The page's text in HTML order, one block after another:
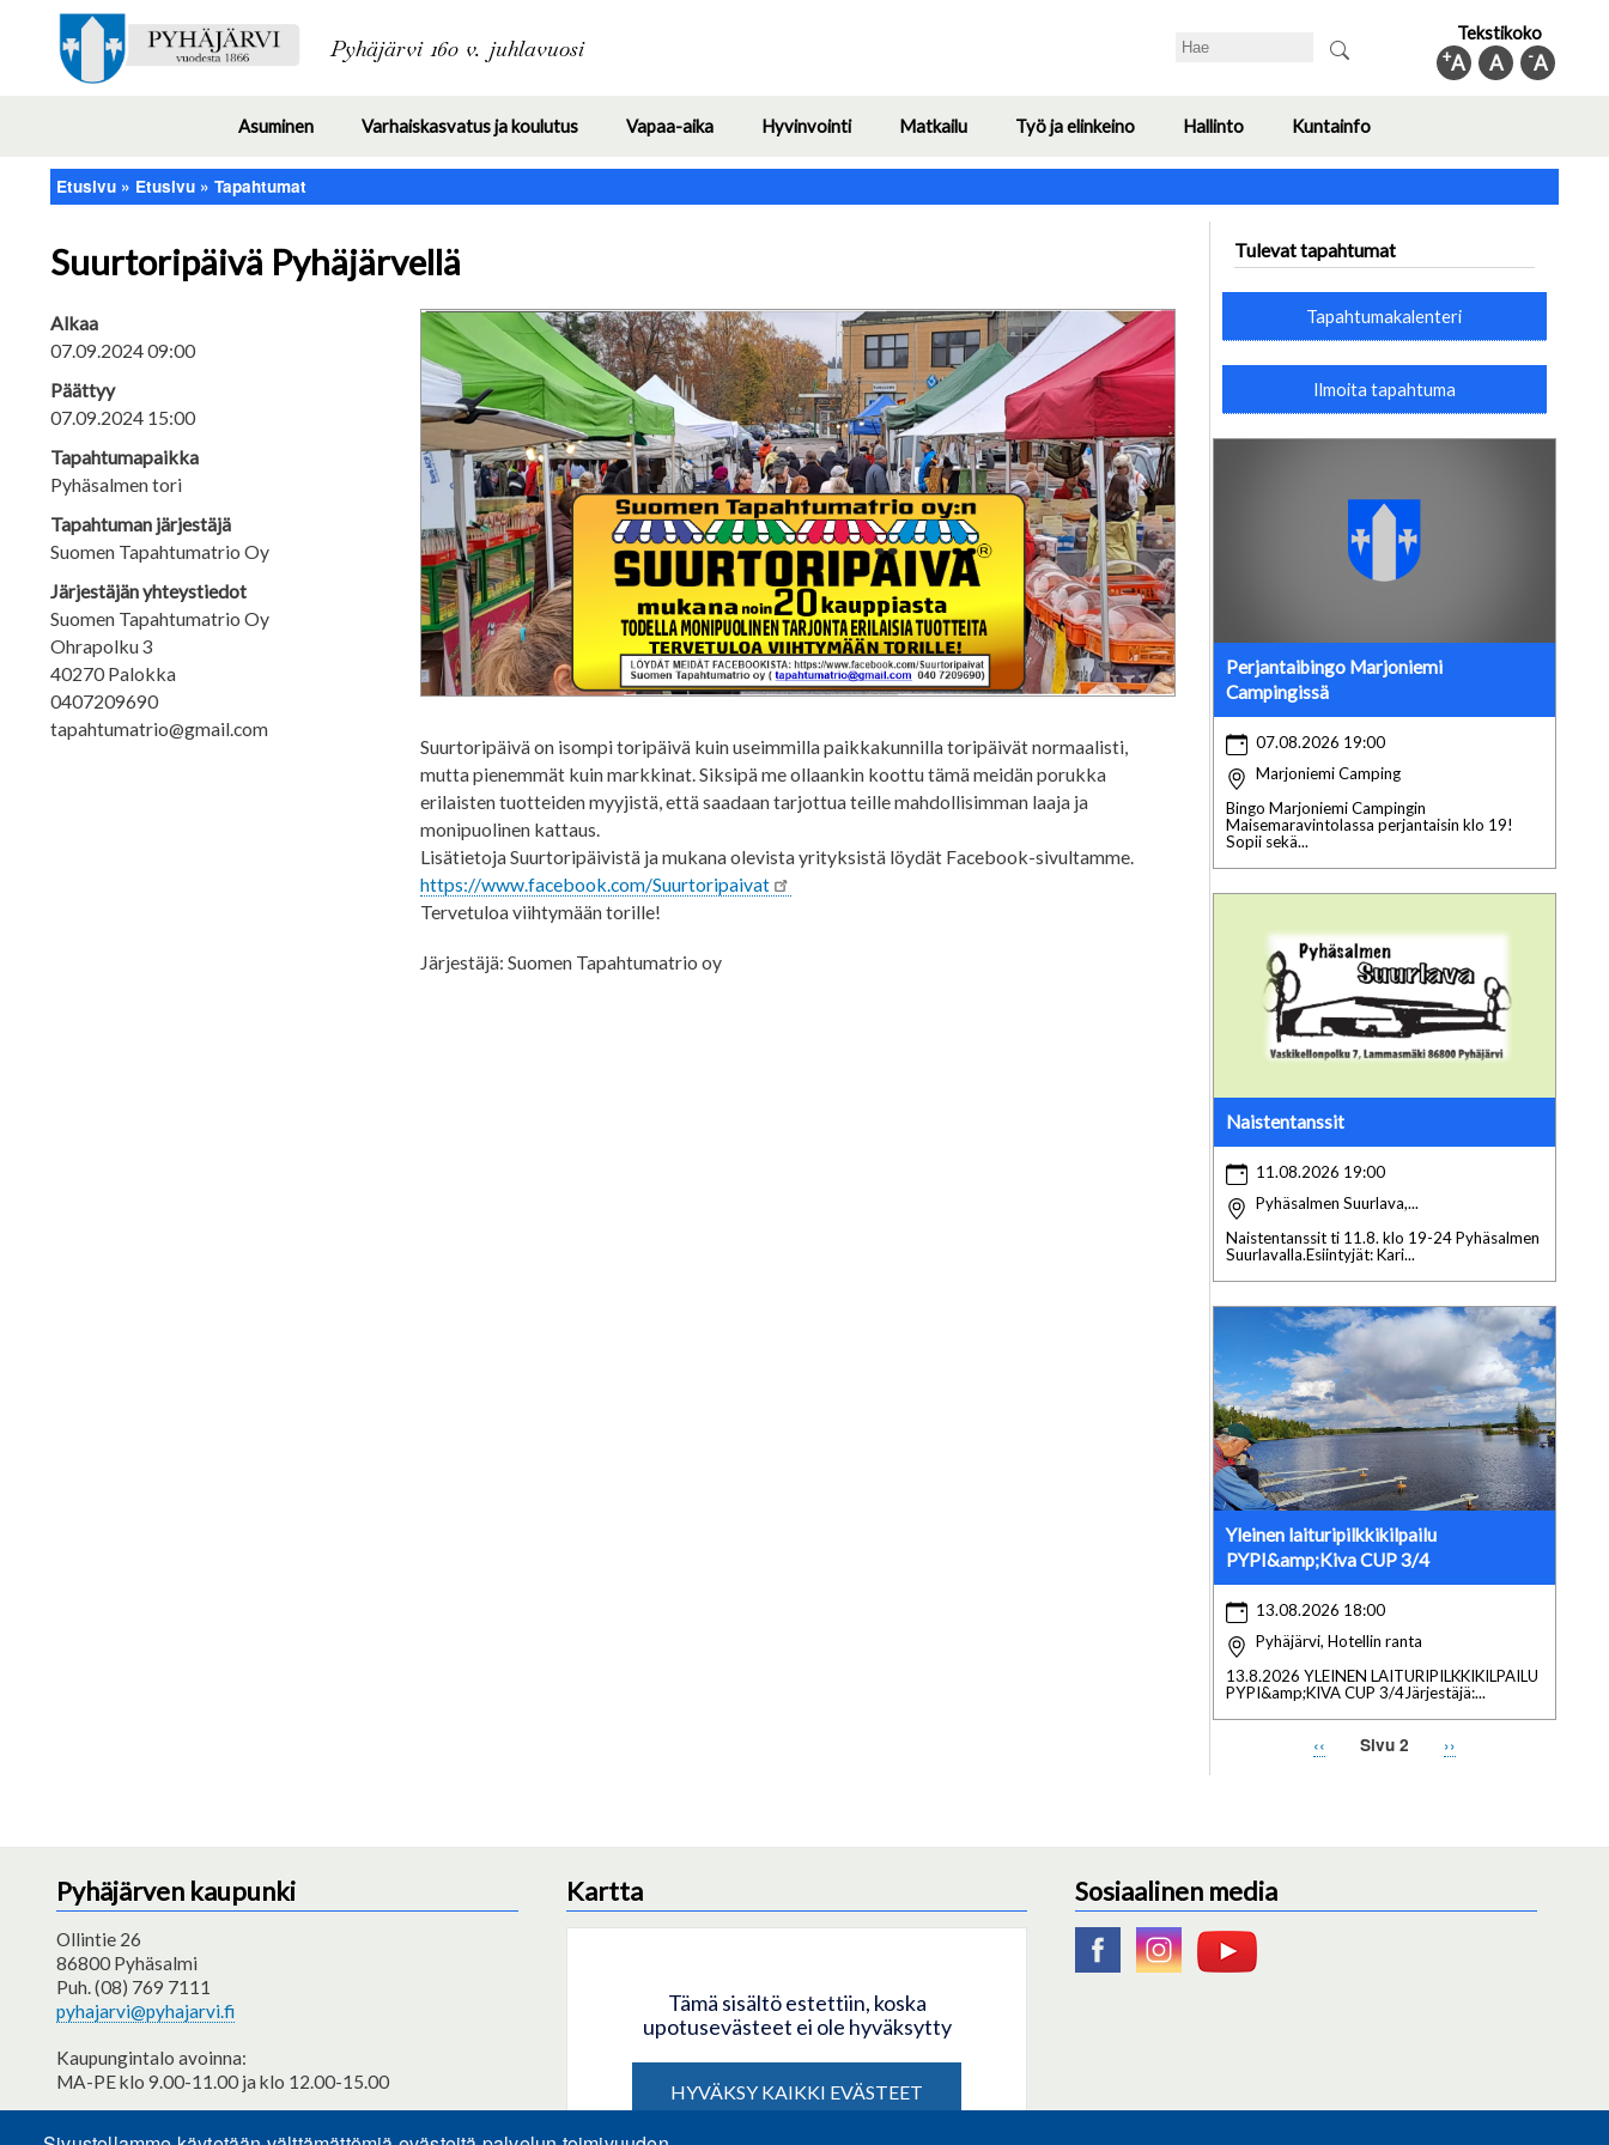
Pyhäjärvi 160 v. juhlavuosi Search Tekstikoko
-A
A
+A
Asuminen
Toggle
Varhaiskasvatus ja koulutus
Toggle
Vapaa-aika
Toggle
Hyvinvointi
Toggle
Matkailu Työ ja elinkeino
Toggle
Hallinto
Toggle
Kuntainfo
Murupolku
Etusivu Etusivu Tapahtumat
Suurtoripäivä Pyhäjärvellä
Alkaa
07.09.2024 09:00
Päättyy
07.09.2024 15:00
Tapahtumapaikka
Pyhäsalmen tori
Tapahtuman järjestäjä
Suomen Tapahtumatrio Oy
Järjestäjän yhteystiedot
Suomen Tapahtumatrio Oy
Ohrapolku 3
40270 Palokka
0407209690
tapahtumatrio@gmail.com
Suurtoripäivä on isompi toripäivä kuin useimmilla paikkakunnilla toripäivät normaalisti,
mutta pienemmät kuin markkinat. Siksipä me ollaankin koottu tämä meidän porukka
erilaisten tuotteiden myyjistä, että saadaan tarjottua teille mahdollisimman laaja ja
monipuolinen kattaus.
Lisätietoja Suurtoripäivistä ja mukana olevista yrityksistä löydät Facebook-sivultamme.
https://www.facebook.com/Suurtoripaivat
Tervetuloa viihtymään torille!
Järjestäjä: Suomen Tapahtumatrio oy
Tulevat tapahtumat
Tapahtumakalenteri
Ilmoita tapahtuma
Perjantaibingo Marjoniemi
Campingissä
07.08.2026 19:00
Marjoniemi Camping
Bingo Marjoniemi Campingin
Maisemaravintolassa perjantaisin klo 19!
Sopii sekä...
Naistentanssit
11.08.2026 19:00
Pyhäsalmen Suurlava,...
Naistentanssit ti 11.8. klo 19-24 Pyhäsalmen
Suurlavalla.Esiintyjät: Kari...
Yleinen laituripilkkikilpailu
PYPI&amp;Kiva CUP 3/4
13.08.2026 18:00
Pyhäjärvi, Hotellin ranta
13.8.2026 YLEINEN LAITURIPILKKIKILPAILU
PYPI&amp;KIVA CUP 3/4Järjestäjä:...
Edellinen
‹‹ Sivu 2
Seuraava
››
Pyhäjärven kaupunki
Ollintie 26
86800 Pyhäsalmi
Puh. (08) 769 7111
pyhajarvi@pyhajarvi.fi
Kaupungintalo avoinna:
MA-PE klo 9.00-11.00 ja klo 12.00-15.00
Kartta
Tämä sisältö estettiin, koska
upotusevästeet ei ole hyväksytty
HYVÄKSY KAIKKI EVÄSTEET
Sosiaalinen media